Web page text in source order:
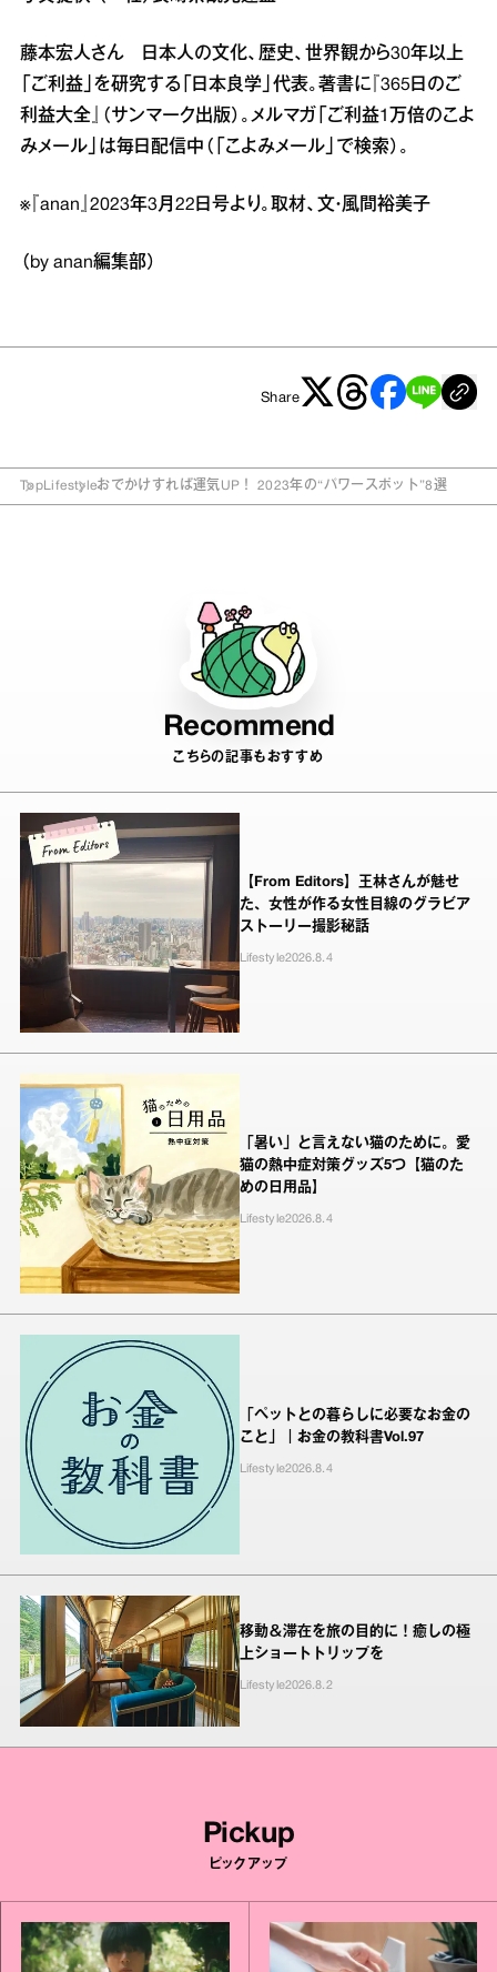
藤本宏人さん 日本人の文化、歴史、世界観から30年以上
「ご利益」を研究する「日本良学」代表。著書に『365日のご
利益大全』（サンマーク出版）。メルマガ「ご利益1万倍のこよ
みメール」は毎日配信中（「こよみメール」で検索）。
※『anan』2023年3月22日号より。取材、文・風間裕美子
（by anan編集部）
Share
Top Lifestyleおでかけすれば運気UP！ 2023年の“パワースポット”8選
Recommend
こちらの記事もおすすめ
【From Editors】王林さんが魅せ
た、女性が作る女性目線のグラビア
ストーリー撮影秘話
Lifestyle2026.8.4
「暑い」と言えない猫のために。愛
猫の熱中症対策グッズ5つ【猫のた
めの日用品】
Lifestyle2026.8.4
「ペットとの暮らしに必要なお金の
こと」｜お金の教科書Vol.97
Lifestyle2026.8.4
移動＆滞在を旅の目的に！癒しの極
上ショートトリップを
Lifestyle2026.8.2
Pickup
ピックアップ